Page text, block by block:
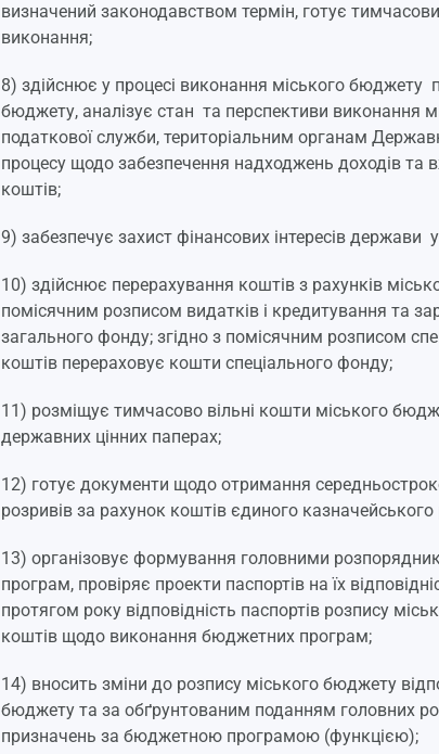
визначений законодавством термін, готує
виконання;
8) здійснює у процесі виконання міського бюджету
бюджету, аналізує стан та перспективи виконання
податкової служби, територіальним органам
процесу щодо забезпечення надходжень доходів
коштів;
9) забезпечує захист фінансових інтересів держави
10) здійснює перерахування коштів з рахунків
помісячним розписом видатків і кредитування та
загального фонду; згідно з помісячним розписом
коштів перераховує кошти спеціального фонду;
11) розміщує тимчасово вільні кошти міського
державних цінних паперах;
12) готує документи щодо отримання
розривів за рахунок коштів єдиного
13) організовує формування головними
програм, провіряє проекти паспортів на їх
протягом року відповідність паспортів розпису
коштів щодо виконання бюджетних програм;
14) вносить зміни до розпису міського бюджету
бюджету та за обґрунтованим поданням головних
призначень за бюджетною програмою (функцією);